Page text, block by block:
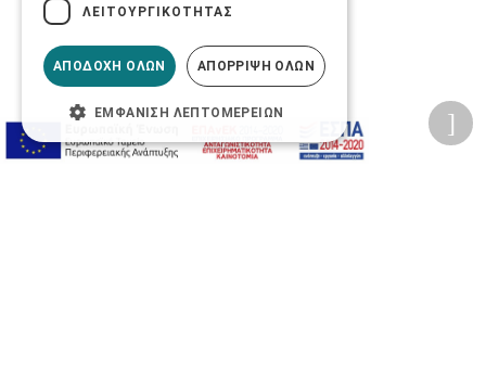
ΛΕΙΤΟΥΡΓΙΚΌΤΗΤΑΣ
ΑΠΟΔΟΧΉ ΌΛΩΝ ΑΠΌΡΡΙΨΗ ΌΛΩΝ
ΕΜΦΆΝΙΣΗ ΛΕΠΤΟΜΕΡΕΙΏΝ